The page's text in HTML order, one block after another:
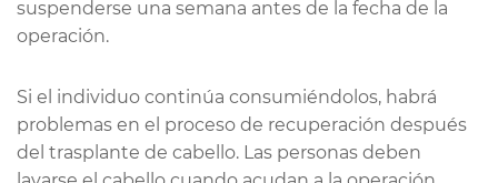
suspenderse una semana antes de la fecha de la
operación.
Si el individuo continúa consumiéndolos, habrá
problemas en el proceso de recuperación después
del trasplante de cabello. Las personas deben